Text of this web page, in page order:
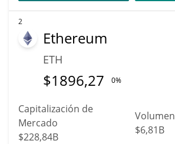
2
Ethereum
ETH
$1896,27 0%
Capitalización de
Mercado
$228,84B
Volumen
$6,81B